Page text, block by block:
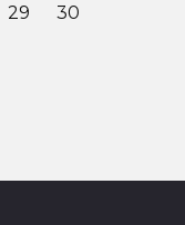
29
30